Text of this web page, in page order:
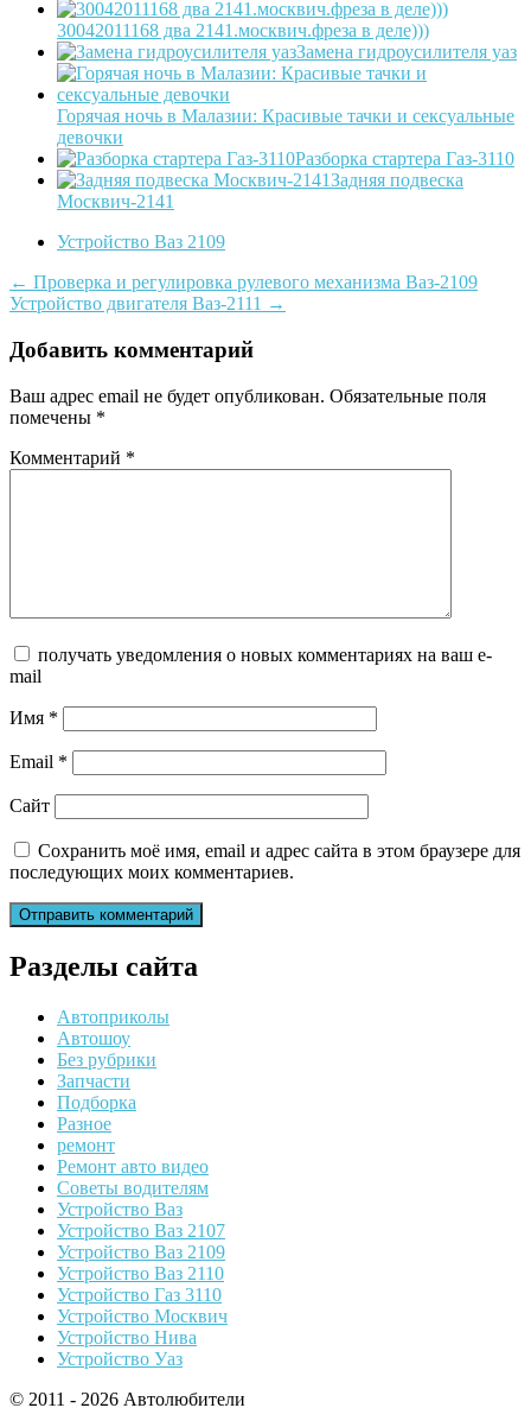
30042011168 два 2141.москвич.фреза в деле)))
Замена гидроусилителя уаз
Горячая ночь в Малазии: Красивые тачки и сексуальные
девочки
Разборка стартера Газ-3110
Задняя подвеска
Москвич-2141
Устройство Ваз 2109
Post
navigation
← Проверка и регулировка рулевого механизма Ваз-2109
Устройство двигателя Ваз-2111 →
Добавить комментарий
Ваш адрес email не будет опубликован. Обязательные поля
помечены *
Комментарий *
получать уведомления о новых комментариях на ваш e-
mail
Имя *
Email *
Сайт
Сохранить моё имя, email и адрес сайта в этом браузере для
последующих моих комментариев.
Разделы сайта
Автоприколы
Автошоу
Без рубрики
Запчасти
Подборка
Разное
ремонт
Ремонт авто видео
Советы водителям
Устройство Ваз
Устройство Ваз 2107
Устройство Ваз 2109
Устройство Ваз 2110
Устройство Газ 3110
Устройство Москвич
Устройство Нива
Устройство Уаз
© 2011 - 2026 Автолюбители